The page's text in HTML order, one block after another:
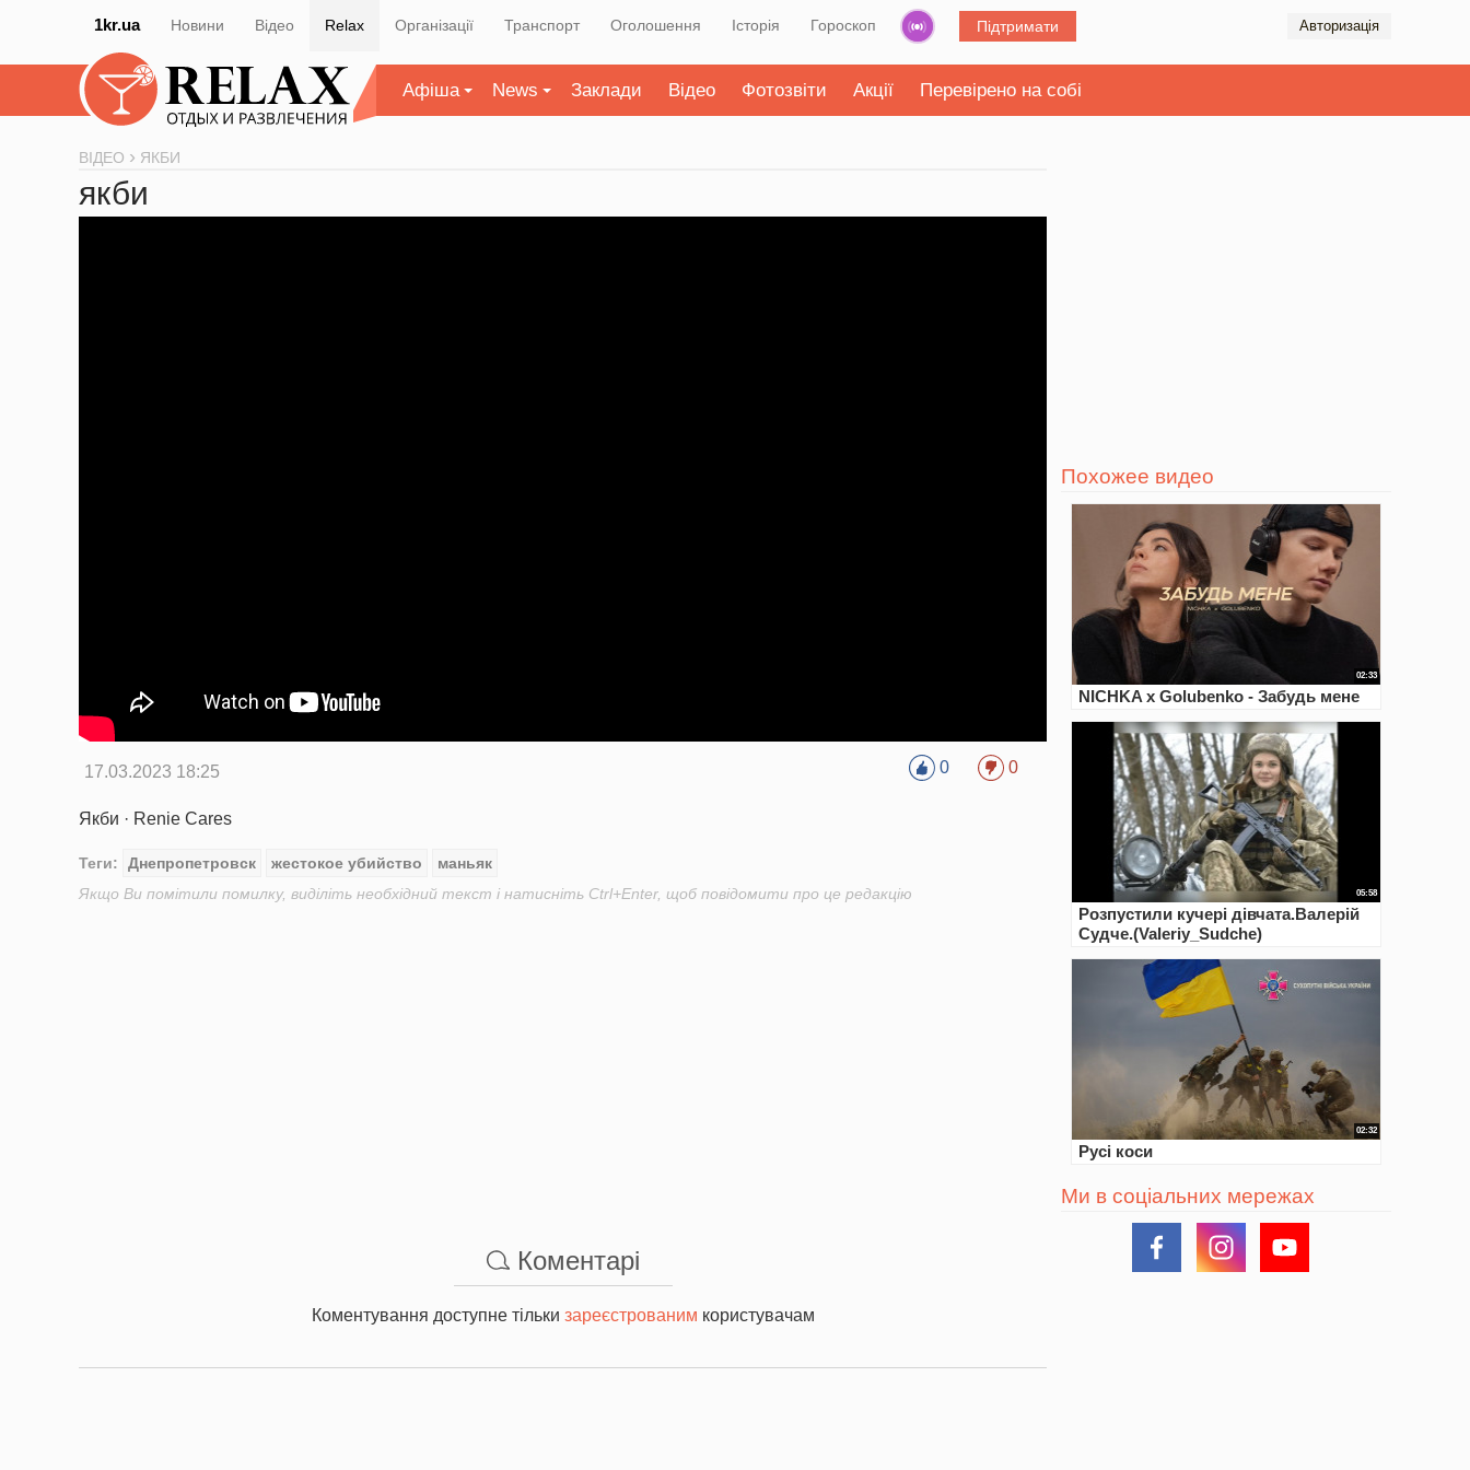
1kr.ua Новини Відео Relax Організації Транспорт Оголошення Історія Гороскоп Підтримати Авторизація
Афіша News Заклади Відео Фотозвіти Акції Перевірено на собі
ВІДЕО ЯКБИ
якби
17.03.2023 18:25 0 0
Якби · Renie Cares
Теги: Днепропетровск жестокое убийство
маньяк
Якщо Ви помітили помилку, виділіть необхідний текст і натисніть Ctrl+Enter, щоб повідомити про це редакцію
Коментарі
Коментування доступне тільки зареєстрованим користувачам
Похожее видео
02:33
NICHKA x Golubenko - Забудь мене
05:58
Розпустили кучері дівчата.Валерій
Судче.(Valeriy_Sudche)
02:32
Русі коси
Ми в соціальних мережах